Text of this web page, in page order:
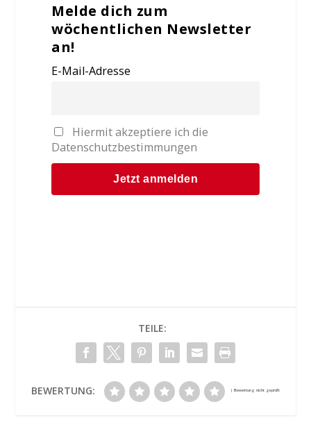
Melde dich zum
wöchentlichen Newsletter
an!
E-Mail-Adresse
Hiermit akzeptiere ich die
Datenschutzbestimmungen
TEILE:
BEWERTUNG: